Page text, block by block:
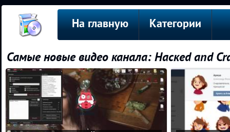
На главную Категории
Самые новые видео канала: Hаскed and